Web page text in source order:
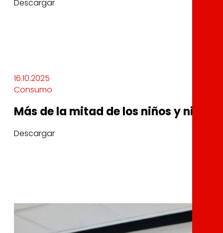
Descargar
16.10.2025
Consumo
Más de la mitad de los niños y niñas
Descargar